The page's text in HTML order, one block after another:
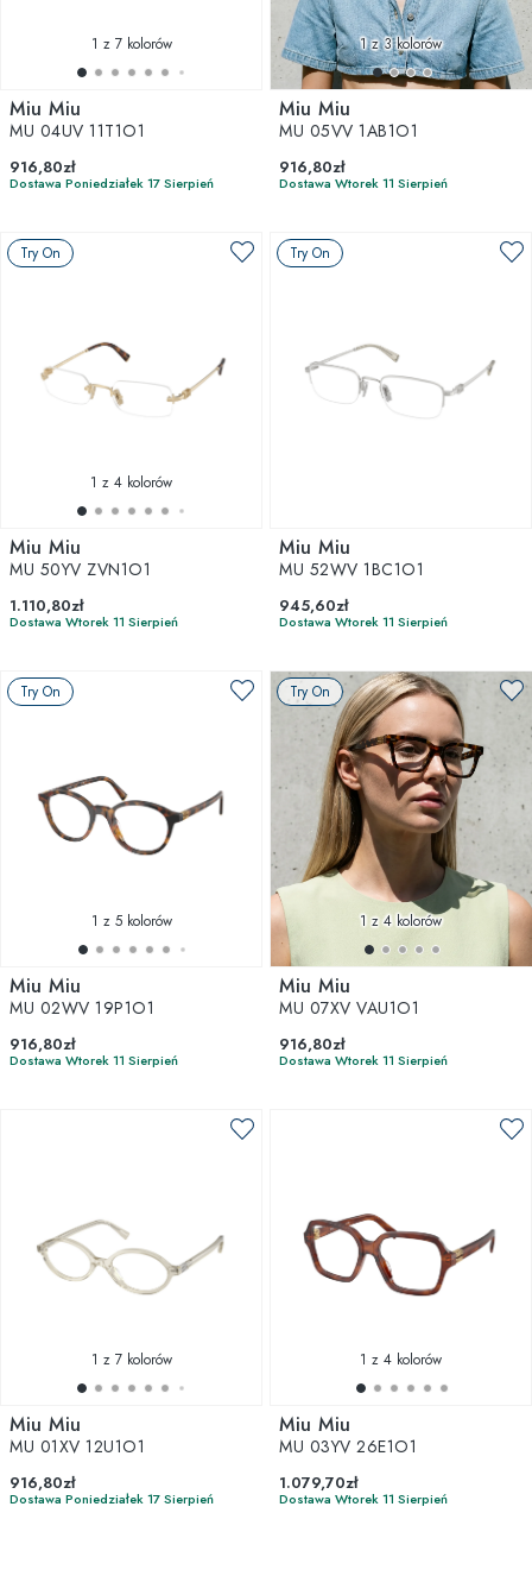
1 z 7 kolorów
Miu Miu
MU 04UV 11T1O1
916,80zł
Dostawa Poniedziałek 17 Sierpień
1z 3 kolorów
Miu Miu
MU 05VV 1AB1O1
916,80zł
Dostawa Wtorek 11 Sierpień
Try On
1 z 4 kolorów
Miu Miu
MU 50YV ZVN1O1
1.110,80zł
Dostawa Wtorek 11 Sierpień
Try On
Miu Miu
MU 52WV 1BC1O1
945,60zł
Dostawa Wtorek 11 Sierpień
Try On
1 z 5 kolorów
Miu Miu
MU 02WV 19P1O1
916,80zł
Dostawa Wtorek 11 Sierpień
Try On
1z 4 kolorów
Miu Miu
MU 07XV VAU1O1
916,80zł
Dostawa Wtorek 11 Sierpień
1 z 7 kolorów
Miu Miu
MU 01XV 12U1O1
916,80zł
Dostawa Poniedziałek 17 Sierpień
1 z 4 kolorów
Miu Miu
MU 03YV 26E1O1
1.079,70zł
Dostawa Wtorek 11 Sierpień